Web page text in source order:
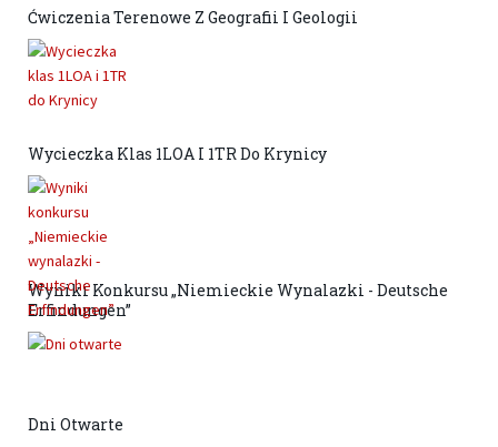
Ćwiczenia Terenowe Z Geografii I Geologii
Wycieczka Klas 1LOA I 1TR Do Krynicy
Wyniki Konkursu „Niemieckie Wynalazki - Deutsche
Erfindungen”
Dni Otwarte